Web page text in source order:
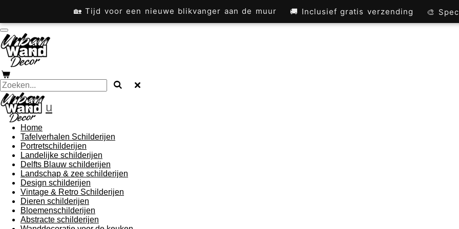
🏡 Tijd voor een nieuwe blikvanger aan de muur 🚚 Inclusief gratis verzending 🎨
naar
de
hoofdinhoud
u
Home
Tafelverhalen Schilderijen
Portretschilderijen
Landelijke schilderijen
Delfts Blauw schilderijen
Landschap & zee schilderijen
Design schilderijen
Vintage & Retro Schilderijen
Dieren schilderijen
Bloemenschilderijen
Abstracte schilderijen